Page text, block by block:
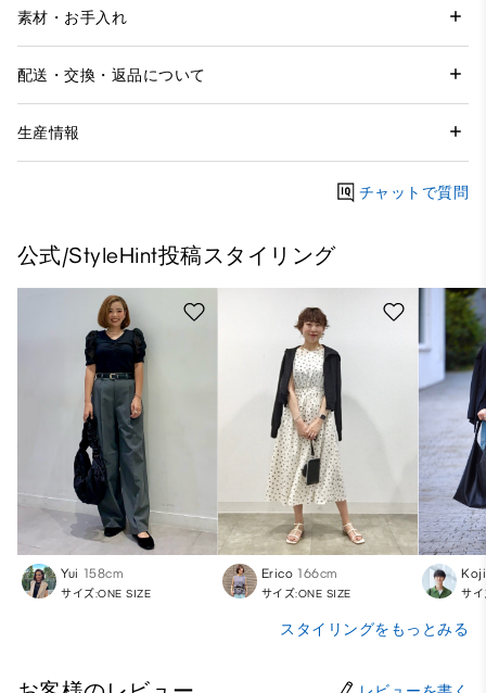
素材・お手入れ
配送・交換・返品について
生産情報
チャットで質問
公式/StyleHint投稿スタイリング
Yui 158cm
サイズ:ONE SIZE
Erico 166cm
サイズ:ONE SIZE サ
スタイリングをもっとみる